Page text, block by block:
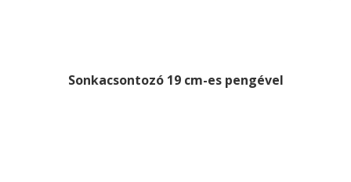
Sonkacsontozó 19 cm-es pengével